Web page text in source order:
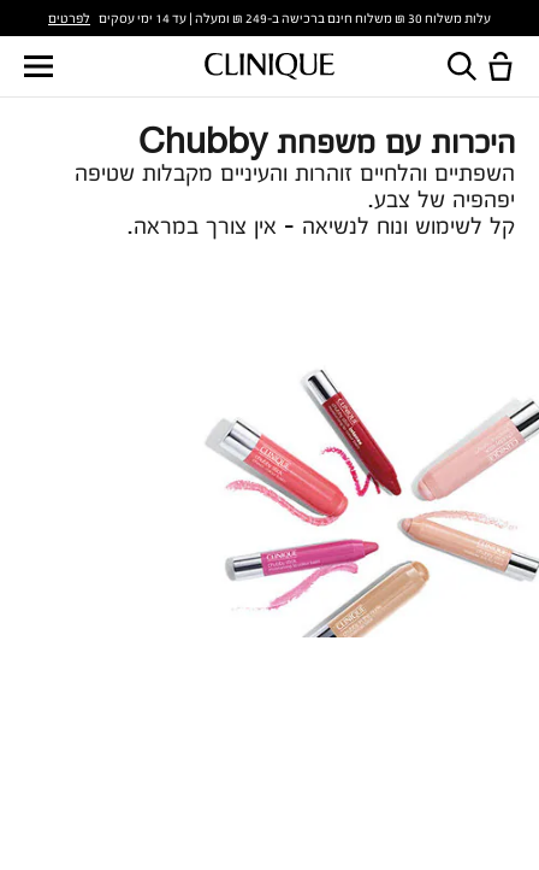
עלות משלוח 30 ₪ משלוח חינם ברכישה ב-249 ₪ ומעלה | עד 14 ימי עסקים לפרטים
היכרות עם משפחת Chubby
השפתיים והלחיים זוהרות והעיניים מקבלות שטיפה
יפהפיה של צבע.
קל לשימוש ונוח לנשיאה - אין צורך במראה.